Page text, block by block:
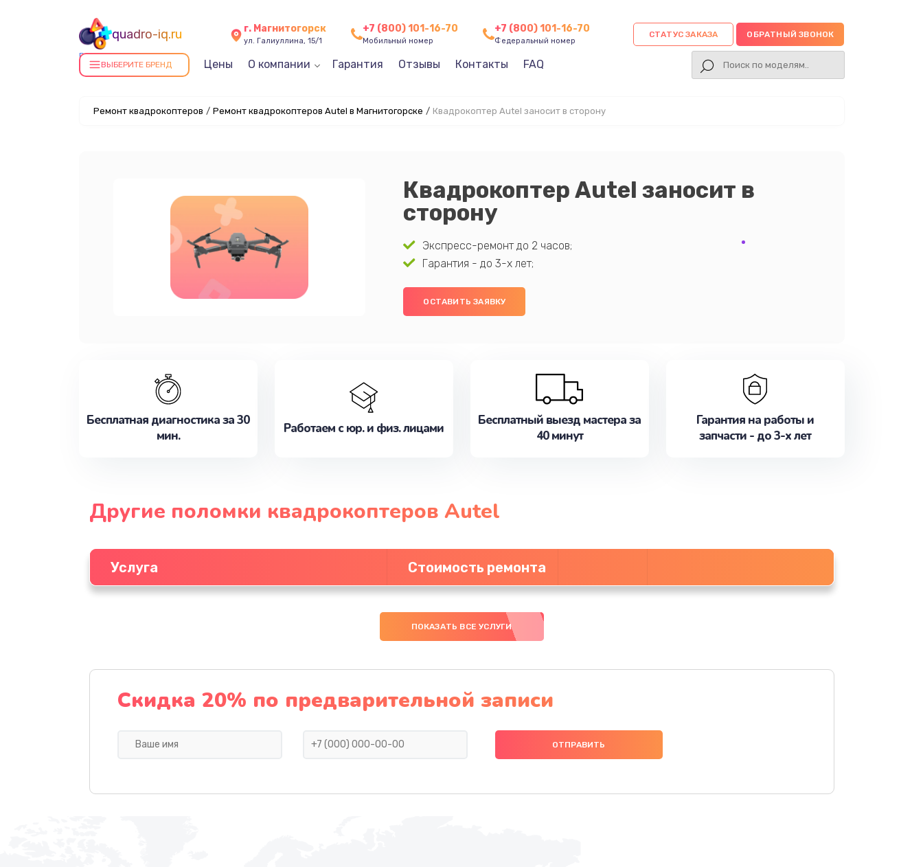
quadro-iq.ru
Ремонт квадрокоптеров в
Магнитогорске
г. Магнитогорск
ул. Галиуллина, 15/1
+7 (800) 101-16-70
Мобильный номер
+7 (800) 101-16-70
Федеральный номер
СТАТУС ЗАКАЗА ОБРАТНЫЙ ЗВОНОК
ВЫБЕРИТЕ БРЕНД Цены О компании Гарантия Отзывы Контакты FAQ
Ремонт квадрокоптеров / Ремонт квадрокоптеров Autel в Магнитогорске / Квадрокоптер Autel заносит в сторону
Квадрокоптер Autel заносит в
сторону
Экспресс-ремонт до 2 часов;
Гарантия - до 3-х лет;
ОСТАВИТЬ ЗАЯВКУ
Бесплатная диагностика за 30
мин.
Работаем с юр. и физ. лицами
Бесплатный выезд мастера за
40 минут
Гарантия на работы и
запчасти - до 3-х лет
Другие поломки квадрокоптеров Autel
Услуга Стоимость ремонта
ПОКАЗАТЬ ВСЕ УСЛУГИ
Скидка 20% по предварительной записи